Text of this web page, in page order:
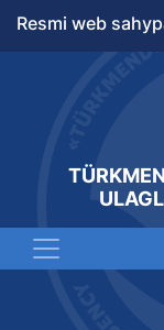
Resmi web